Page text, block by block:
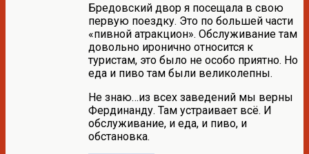
Бредовский двор я посещала в свою
первую поездку. Это по большей части
«пивной атракцион». Обслуживание там
довольно иронично относится к
туристам, это было не особо приятно. Но
еда и пиво там были великолепны.
Не знаю…из всех заведений мы верны
Фердинанду. Там устраивает всё. И
обслуживание, и еда, и пиво, и
обстановка.